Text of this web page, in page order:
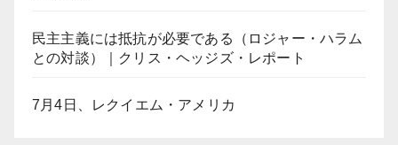
民主主義には抵抗が必要である（ロジャー・ハラム
との対談）｜クリス・ヘッジズ・レポート
7月4日、レクイエム・アメリカ